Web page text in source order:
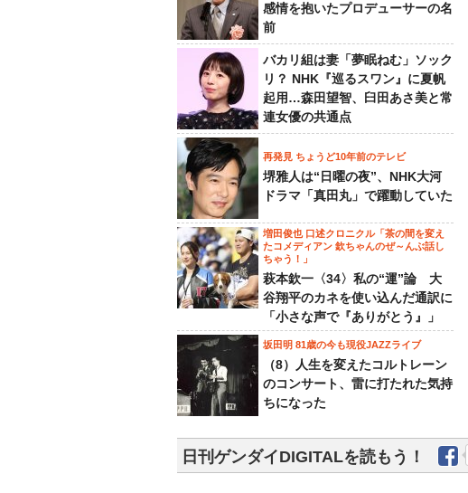
感情を抱いたプロデューサーの名
前
バカリ組は妻「夢眠ねむ」ソック
リ？ NHK『巡るスワン』に夏帆
起用…森田望智、臼田あさ美と常
連女優の共通点
再発見 ちょうど10年前のテレビ
堺雅人は“日曜の夜”、NHK大河
ドラマ「真田丸」で躍動していた
増田俊也 口述クロニクル「茶の間を変え
たコメディアン 欽ちゃんのぜ～んぶ話し
ちゃう！」
萩本欽一〈34〉私の“運”論 大
谷翔平のカネを使い込んだ通訳に
「小さな声で『ありがとう』」
坂田明 81歳の今も現役JAZZライブ
（8）人生を変えたコルトレーン
のコンサート、雷に打たれた気持
ちになった
日刊ゲンダイDIGITALを読もう！